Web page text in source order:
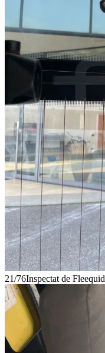
21/76Inspectat de Fleequid